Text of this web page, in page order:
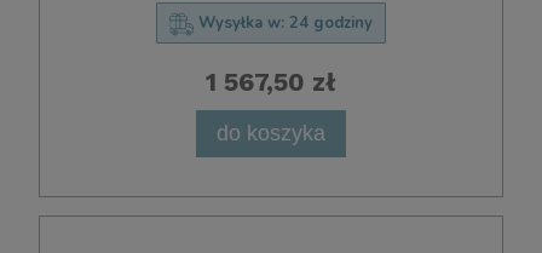
Wysyłka w: 24 godziny
1 567,50 zł
do koszyka